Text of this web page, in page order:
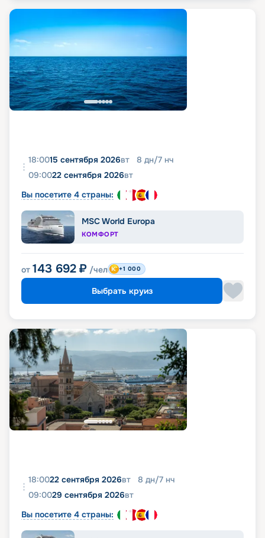
18:0015 сентября 2026вт 8 дн/7 нч
09:0022 сентября 2026вт
Вы посетите 4 страны:
MSC World Europa
КОМФОРТ
от 143 692 ₽ /чел +1 000
Выбрать круиз
18:0022 сентября 2026вт 8 дн/7 нч
09:0029 сентября 2026вт
Вы посетите 4 страны: